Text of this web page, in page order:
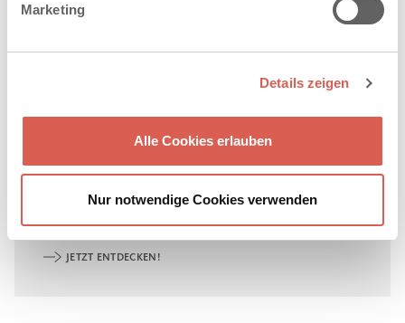
Marketing
Details zeigen
Alle Cookies erlauben
Nur notwendige Cookies verwenden
® -Programms.
JETZT ENTDECKEN!